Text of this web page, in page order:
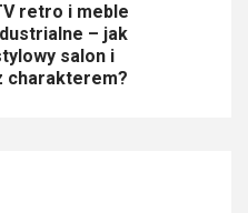
retro i meble
– jak
salon i
charakterem?